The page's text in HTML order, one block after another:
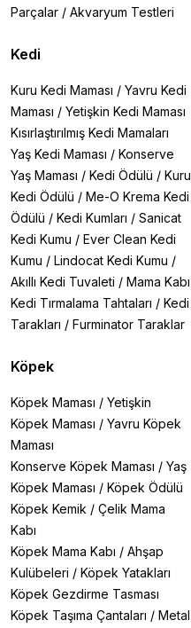
Parçalar / Akvaryum Testleri
Kedi
Kuru Kedi Maması / Yavru Kedi
Maması / Yetişkin Kedi Maması
Kısırlaştırılmış Kedi Mamaları
Yaş Kedi Maması / Konserve
Yaş Maması / Kedi Ödülü / Kuru
Kedi Ödülü / Me-O Krema Kedi
Ödülü / Kedi Kumları / Sanicat
Kedi Kumu / Ever Clean Kedi
Kumu / Lindocat Kedi Kumu /
Akıllı Kedi Tuvaleti / Mama Kabı
Kedi Tırmalama Tahtaları / Kedi
Tarakları / Furminator Taraklar
Köpek
Köpek Maması / Yetişkin
Köpek Maması / Yavru Köpek
Maması
Konserve Köpek Maması / Yaş
Köpek Maması / Köpek Ödülü
Köpek Kemik / Çelik Mama
Kabı
Köpek Mama Kabı / Ahşap
Kulübeleri / Köpek Yatakları
Köpek Gezdirme Tasması
Köpek Taşıma Çantaları / Metal